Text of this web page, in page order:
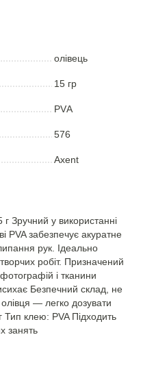
олiвець
15 гр
PVА
576
Axent
Зручний у використанні
PVA забезпечує акуратне
рук. Ідеально
робіт. Призначений
і тканини
Безпечний склад, не
— легко дозувати
Тип клею: PVA Підходить
занять